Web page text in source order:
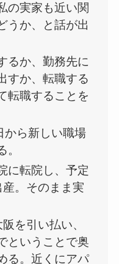
の実家も近い関
うか、と話が出
るか、勤務先に
すか、転職する
転職することを
から新しい職場
に転院し、予定
。そのまま実
を引い払い、
ということで奥
る。近くにアパ